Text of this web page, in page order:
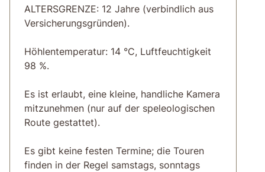
ALTERSGRENZE: 12 Jahre (verbindlich aus
Versicherungsgründen).
Höhlentemperatur: 14 °C, Luftfeuchtigkeit
98 %.
Es ist erlaubt, eine kleine, handliche Kamera
mitzunehmen (nur auf der speleologischen
Route gestattet).
Es gibt keine festen Termine; die Touren
finden in der Regel samstags, sonntags